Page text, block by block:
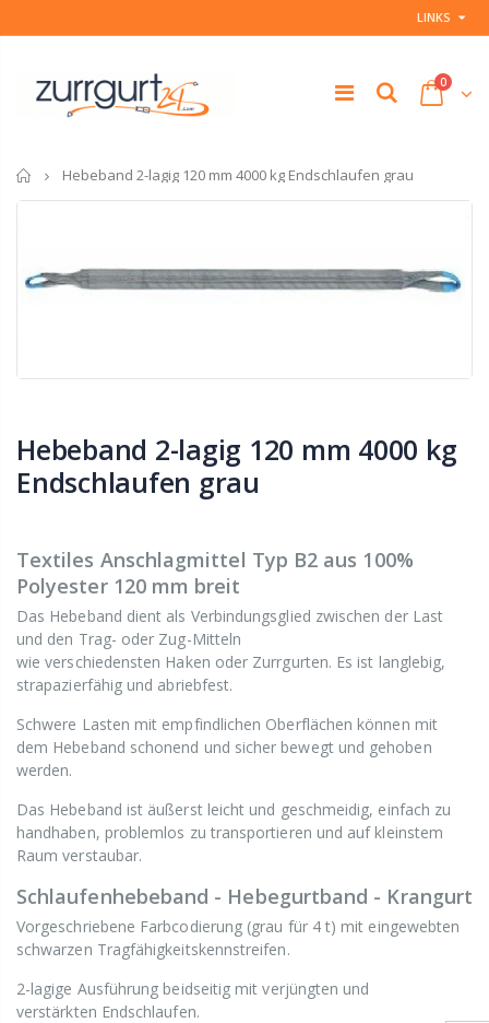
LINKS
0
Startseite
Hebeband 2-lagig 120 mm 4000 kg Endschlaufen grau
Hebeband 2-lagig 120 mm 4000 kg
Endschlaufen grau
Textiles Anschlagmittel Typ B2 aus 100%
Polyester 120 mm breit
Das Hebeband dient als Verbindungsglied zwischen der Last
und den Trag- oder Zug-Mitteln
wie verschiedensten Haken oder Zurrgurten. Es ist langlebig,
strapazierfähig und abriebfest.
Schwere Lasten mit empfindlichen Oberflächen können mit
dem Hebeband schonend und sicher bewegt und gehoben
werden.
Das Hebeband ist äußerst leicht und geschmeidig, einfach zu
handhaben, problemlos zu transportieren und auf kleinstem
Raum verstaubar.
Schlaufenhebeband - Hebegurtband - Krangurt
Vorgeschriebene Farbcodierung (grau für 4 t) mit eingewebten
schwarzen Tragfähigkeitskennstreifen.
2-lagige Ausführung beidseitig mit verjüngten und
verstärkten Endschlaufen.